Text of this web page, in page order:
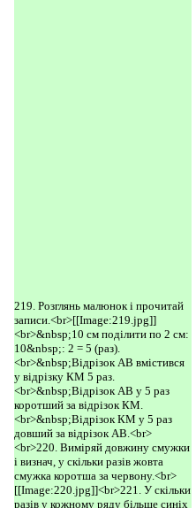
219. Розглянь малюнок і прочитай
записи.<br>[[Image:219.jpg]]
<br>&nbsp;10 см поділити по 2 см:
10&nbsp;: 2 = 5 (раз).
<br>&nbsp;Відрізок АВ вмістився
у відрізку КМ 5 раз.
<br>&nbsp;Відрізок АВ у 5 раз
коротший за відрізок КМ.
<br>&nbsp;Відрізок КМ у 5 раз
довший за відрізок АВ.<br>
<br>220. Виміряй довжину смужки
і визнач, у скільки разів жовта
смужка коротша за червону.<br>
[[Image:220.jpg]]<br>221. У скільки
разів у кожному ряду більше синіх